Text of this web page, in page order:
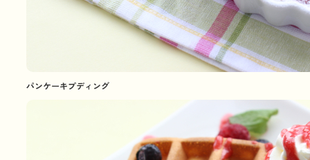
パンケーキプディング